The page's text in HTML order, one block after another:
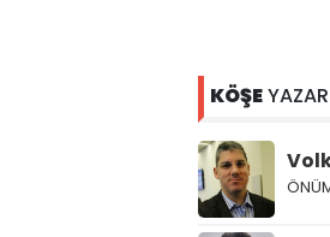
KÖŞE